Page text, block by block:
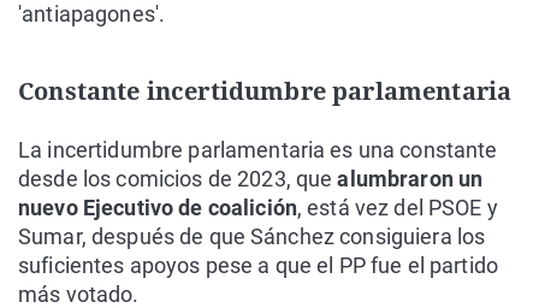
'antiapagones'.
Constante incertidumbre parlamentaria
La incertidumbre parlamentaria es una constante
desde los comicios de 2023, que alumbraron un
nuevo Ejecutivo de coalición, está vez del PSOE y
Sumar, después de que Sánchez consiguiera los
suficientes apoyos pese a que el PP fue el partido
más votado.